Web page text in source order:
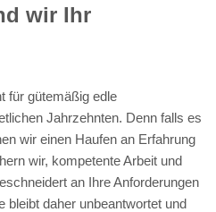
wir Ihr
für gütemäßig edle
Jahrzehnten. Denn falls es
wir einen Haufen an Erfahrung
wir, kompetente Arbeit und
an Ihre Anforderungen
bleibt daher unbeantwortet und